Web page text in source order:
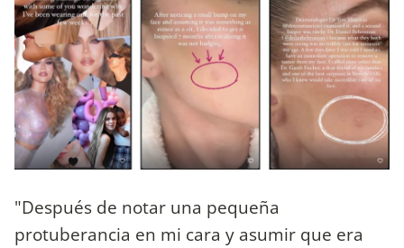
"Después de notar una pequeña
protuberancia en mi cara y asumir que era